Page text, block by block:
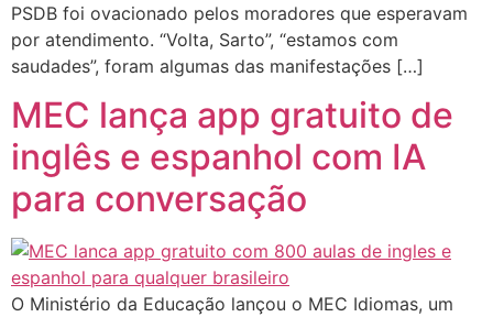
PSDB foi ovacionado pelos moradores que esperavam
por atendimento. “Volta, Sarto”, “estamos com
saudades”, foram algumas das manifestações […]
MEC lança app gratuito de
inglês e espanhol com IA
para conversação
O Ministério da Educação lançou o MEC Idiomas, um